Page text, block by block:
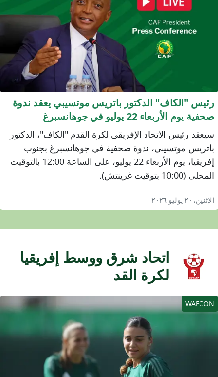
"الكاف" الدكتور باتريس موتسيبي يعقد ندوة
يوم الأربعاء 22 يوليو في جوهانسبرغ
رئيس الاتحاد الإفريقي لكرة القدم "الكاف"، الدكتور
موتسيبي، ندوة صحفية في جوهانسبرغ بجنوب
إفريقيا، يوم الأربعاء 22 يوليو، على الساعة 12:00 بالتوقيت
(10:00 بتوقيت غرينتش).
٢٠ يوليو ٢٠٢٦
اتحاد شرق ووسط إفريقيا
لكرة القد